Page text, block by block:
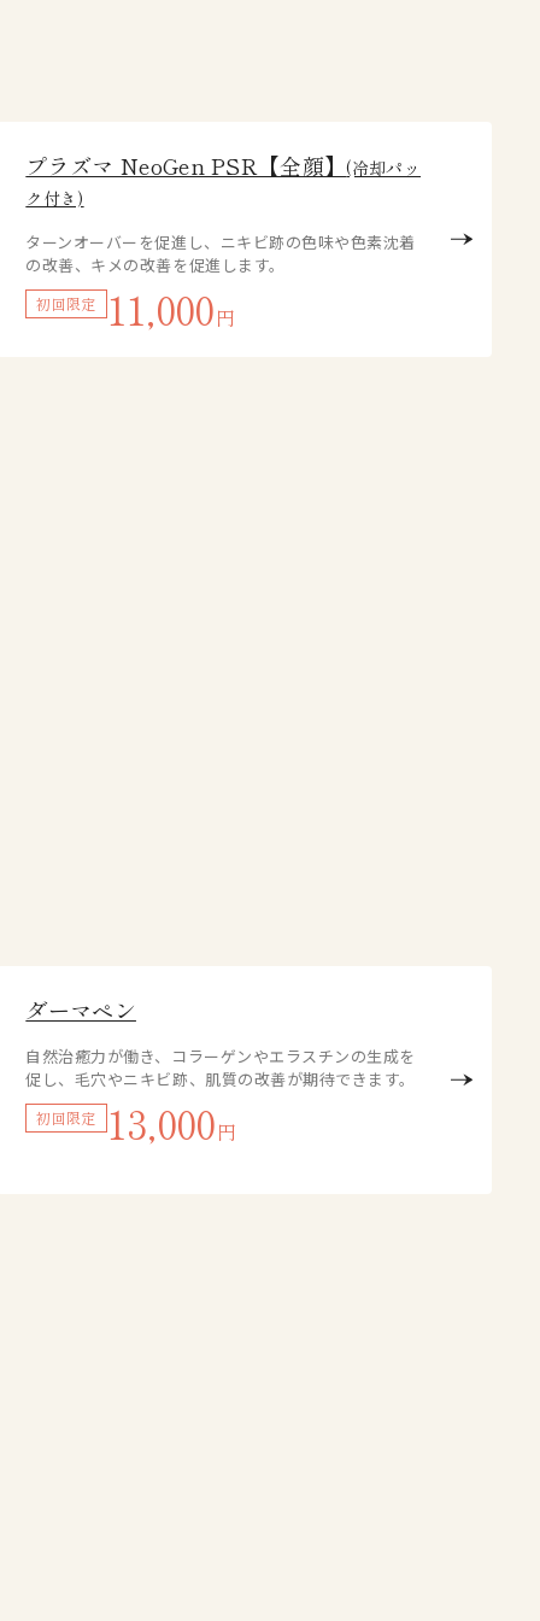
プラズマ NeoGen PSR【全顔】(冷却パッ
ク付き)
ターンオーバーを促進し、ニキビ跡の色味や色素沈着
の改善、キメの改善を促進します。
初回限定 11,000円
ダーマペン
⾃然治癒⼒が働き、コラーゲンやエラスチンの⽣成を
促し、⽑⽳やニキビ跡、肌質の改善が期待できます。
初回限定 13,000円